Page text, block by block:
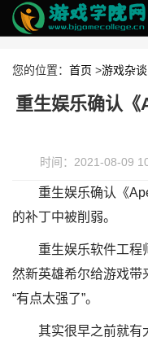
您的位置： 首页 >游戏杂谈
重生娱乐确认
时间：2021-08-09
重生娱乐确认《
的补丁中被削弱。
重生娱乐软件工程
然新英雄希尔给游戏带
“有点太强了”。
其实很早之前就有